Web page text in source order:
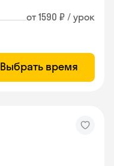
от 1590 ₽ / урок
Выбрать время